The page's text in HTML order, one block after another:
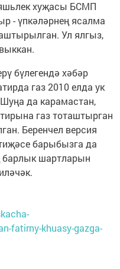
хуҗасы БСМП
- үпкәләрнең ясалма
Ул ялгыз,
бүлегендә хәбәр
газ 2010 елда ук
да карамастан,
газ тоташтырган
Беренчел версия
барыбызга да
барлык шартларын
fatirny-khuasy-gazga-